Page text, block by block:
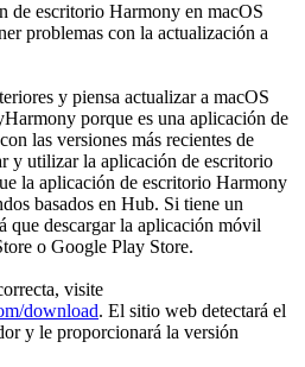
de escritorio Harmony en macOS
problemas con la actualización a
y piensa actualizar a macOS
porque es una aplicación de
las versiones más recientes de
y utilizar la aplicación de escritorio
la aplicación de escritorio Harmony
basados en Hub. Si tiene un
que descargar la aplicación móvil
o Google Play Store.
visite
download. El sitio web detectará el
y le proporcionará la versión